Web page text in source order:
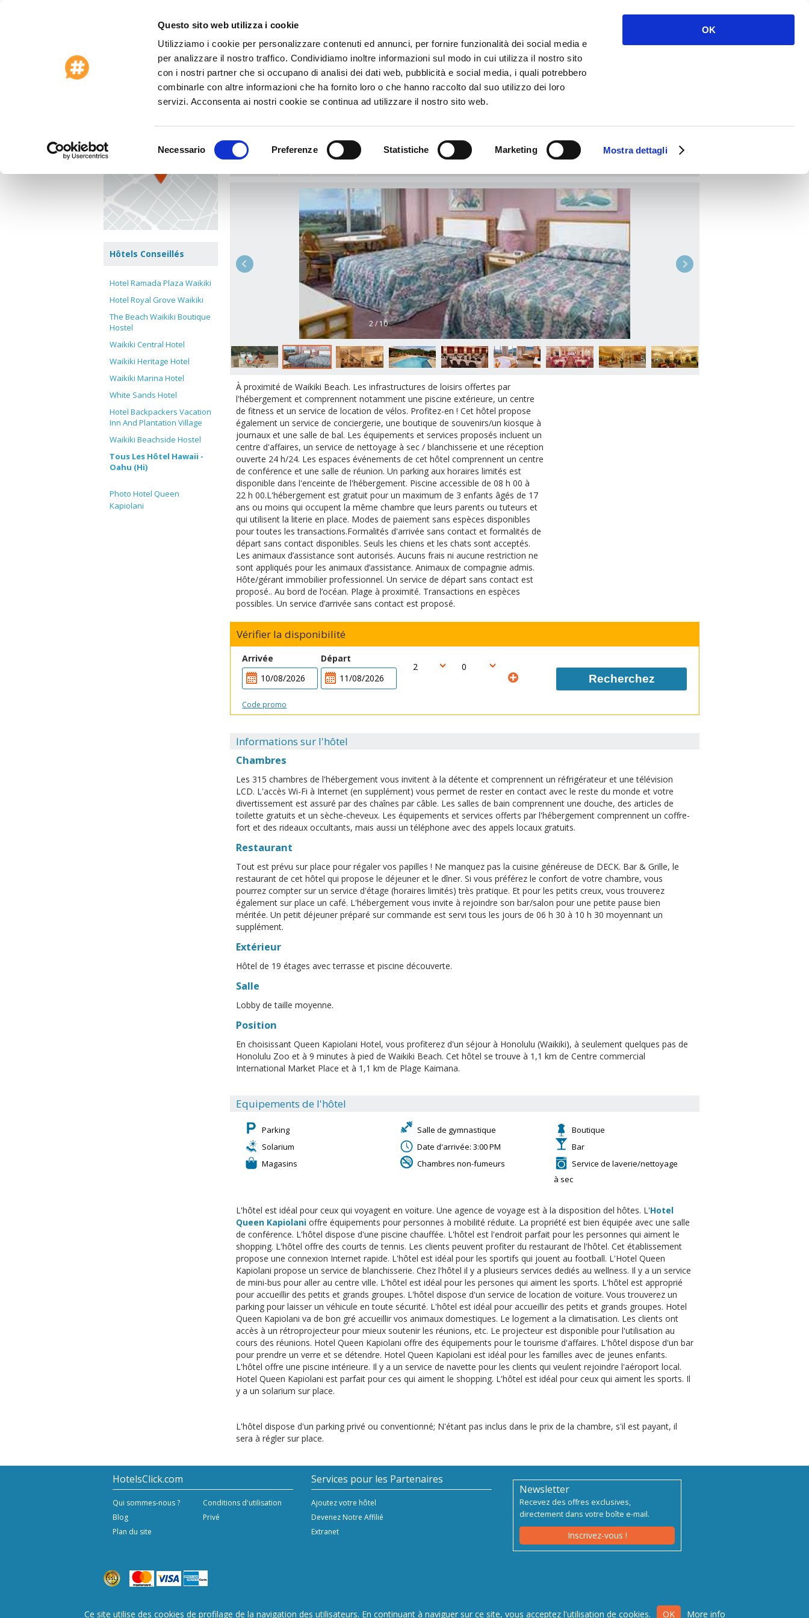
Questo sito web utilizza i cookie
Utilizziamo i cookie per personalizzare contenuti ed annunci, per fornire funzionalità dei social media e
per analizzare il nostro traffico. Condividiamo inoltre informazioni sul modo in cui utilizza il nostro sito
con i nostri partner che si occupano di analisi dei dati web, pubblicità e social media, i quali potrebbero
combinarle con altre informazioni che ha fornito loro o che hanno raccolto dal suo utilizzo dei loro
servizi. Acconsenta ai nostri cookie se continua ad utilizzare il nostro sito web.
del
Necessario Preferenze Statistiche Marketing Mostra dettagli
OK
Ce site utilise des cookies de profilage de la navigation des utilisateurs. En continuant à naviguer sur ce site, vous acceptez l'utilisation de cookies. OK More info
Service clients
États-Unis>Hawaii - Oahu (Hi) >Hotel Queen Kapiolani
Hotel Queen Kapiolani
Zone :Waikiki Beach
2 / 10
À proximité de Waikiki Beach. Les infrastructures de loisirs offertes par
l'hébergement et comprennent notamment une piscine extérieure, un centre
de fitness et un service de location de vélos. Profitez-en ! Cet hôtel propose
également un service de conciergerie, une boutique de souvenirs/un kiosque à
journaux et une salle de bal. Les équipements et services proposés incluent un
centre d'affaires, un service de nettoyage à sec / blanchisserie et une réception
ouverte 24 h/24. Les espaces événements de cet hôtel comprennent un centre
de conférence et une salle de réunion. Un parking aux horaires limités est
disponible dans l'enceinte de l'hébergement. Piscine accessible de 08 h 00 à
22 h 00.L'hébergement est gratuit pour un maximum de 3 enfants âgés de 17
ans ou moins qui occupent la même chambre que leurs parents ou tuteurs et
qui utilisent la literie en place. Modes de paiement sans espèces disponibles
pour toutes les transactions.Formalités d'arrivée sans contact et formalités de
départ sans contact disponibles. Seuls les chiens et les chats sont acceptés.
Les animaux d’assistance sont autorisés. Aucuns frais ni aucune restriction ne
sont appliqués pour les animaux d’assistance. Animaux de compagnie admis.
Hôte/gérant immobilier professionnel. Un service de départ sans contact est
proposé.. Au bord de l’océan. Plage à proximité. Transactions en espèces
possibles. Un service d’arrivée sans contact est proposé.
Vérifier la disponibilité
Arrivée Départ
Recherchez
Code promo
Informations sur l'hôtel
Chambres
Les 315 chambres de l'hébergement vous invitent à la détente et comprennent un réfrigérateur et une télévision
LCD. L'accès Wi-Fi à Internet (en supplément) vous permet de rester en contact avec le reste du monde et votre
divertissement est assuré par des chaînes par câble. Les salles de bain comprennent une douche, des articles de
toilette gratuits et un sèche-cheveux. Les équipements et services offerts par l'hébergement comprennent un coffre-
fort et des rideaux occultants, mais aussi un téléphone avec des appels locaux gratuits.
Restaurant
Tout est prévu sur place pour régaler vos papilles ! Ne manquez pas la cuisine généreuse de DECK. Bar & Grille, le
restaurant de cet hôtel qui propose le déjeuner et le dîner. Si vous préférez le confort de votre chambre, vous
pourrez compter sur un service d'étage (horaires limités) très pratique. Et pour les petits creux, vous trouverez
également sur place un café. L'hébergement vous invite à rejoindre son bar/salon pour une petite pause bien
méritée. Un petit déjeuner préparé sur commande est servi tous les jours de 06 h 30 à 10 h 30 moyennant un
supplément.
Extérieur
Hôtel de 19 étages avec terrasse et piscine découverte.
Salle
Lobby de taille moyenne.
Position
En choisissant Queen Kapiolani Hotel, vous profiterez d'un séjour à Honolulu (Waikiki), à seulement quelques pas de
Honolulu Zoo et à 9 minutes à pied de Waikiki Beach. Cet hôtel se trouve à 1,1 km de Centre commercial
International Market Place et à 1,1 km de Plage Kaimana.
Equipements de l'hôtel
Parking Salle de gymnastique
Boutique
Solarium
Date d'arrivée: 3:00 PM
Bar
Magasins
Chambres non-fumeurs
Service de laverie/nettoyage
à sec
L'hôtel est idéal pour ceux qui voyagent en voiture. Une agence de voyage est à la disposition del hôtes. L'Hotel
Queen Kapiolani offre équipements pour personnes à mobilité réduite. La propriété est bien équipée avec une salle
de conférence. L'hôtel dispose d'une piscine chauffée. L'hôtel est l'endroit parfait pour les personnes qui aiment le
shopping. L'hôtel offre des courts de tennis. Les clients peuvent profiter du restaurant de l'hôtel. Cet établissement
propose une connexion Internet rapide. L'hôtel est idéal pour les sportifs qui jouent au football. L'Hotel Queen
Kapiolani propose un service de blanchisserie. Chez l'hôtel il y a plusieurs services dediés au wellness. Il y a un service
de mini-bus pour aller au centre ville. L'hôtel est idéal pour les persones qui aiment les sports. L'hôtel est approprié
pour accueillir des petits et grands groupes. L'hôtel dispose d'un service de location de voiture. Vous trouverez un
parking pour laisser un véhicule en toute sécurité. L'hôtel est idéal pour accueillir des petits et grands groupes. Hotel
Queen Kapiolani va de bon gré accueillir vos animaux domestiques. Le logement a la climatisation. Les clients ont
accès à un rétroprojecteur pour mieux soutenir les réunions, etc. Le projecteur est disponible pour l'utilisation au
cours des réunions. Hotel Queen Kapiolani offre des équipements pour le tourisme d'affaires. L'hôtel dispose d'un bar
pour prendre un verre et se détendre. Hotel Queen Kapiolani est idéal pour les familles avec de jeunes enfants.
L'hôtel offre une piscine intérieure. Il y a un service de navette pour les clients qui veulent rejoindre l'aéroport local.
Hotel Queen Kapiolani est parfait pour ces qui aiment le shopping. L'hôtel est idéal pour ceux qui aiment les sports. Il
y a un solarium sur place.
L'hôtel dispose d'un parking privé ou conventionné; N'étant pas inclus dans le prix de la chambre, s'il est payant, il
sera à régler sur place.
Hôtels Conseillés
Hotel Ramada Plaza Waikiki
Hotel Royal Grove Waikiki
The Beach Waikiki Boutique
Hostel
Waikiki Central Hotel
Waikiki Heritage Hotel
Waikiki Marina Hotel
White Sands Hotel
Hotel Backpackers Vacation
Inn And Plantation Village
Waikiki Beachside Hostel
Tous Les Hôtel Hawaii -
Oahu (Hi)
Photo Hotel Queen
Kapiolani
HotelsClick.com
Qui sommes-nous ?
Conditions d'utilisation
Blog
Privé
Plan du site
Services pour les Partenaires
Ajoutez votre hôtel
Devenez Notre Affilié
Extranet
Newsletter
Recevez des offres exclusives,
directement dans votre boîte e-mail.
Inscrivez-vous !
Copyright © 2020/24 Hashnap srl. Tous droits réservés | P.Iva 04396920276
Hashnap srl - via Brunacci, 9/b - 30175 Marghera (Venice),